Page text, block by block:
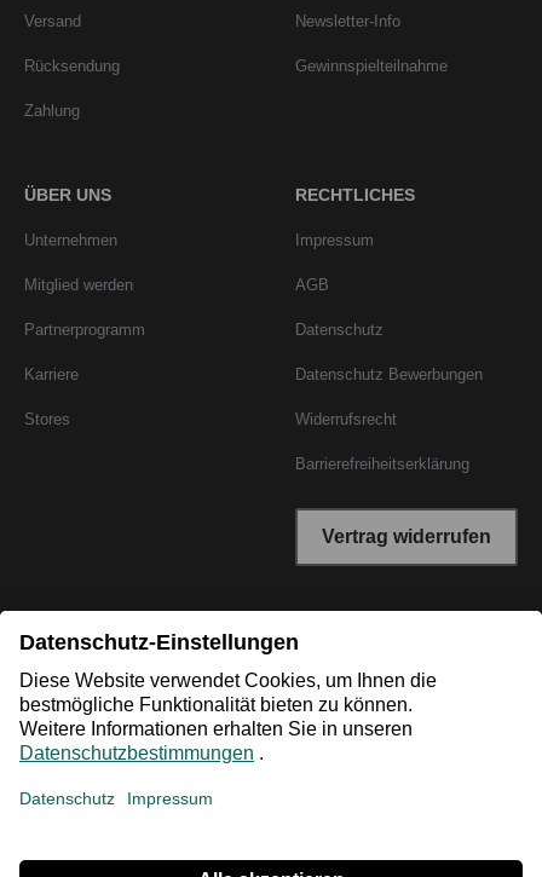
Versand
Rücksendung
Zahlung
Newsletter-Info
Gewinnspielteilnahme
ÜBER UNS
Unternehmen
Mitglied werden
Partnerprogramm
Karriere
Stores
RECHTLICHES
Impressum
AGB
Datenschutz
Datenschutz Bewerbungen
Widerrufsrecht
Barrierefreiheitserklärung
Vertrag widerrufen